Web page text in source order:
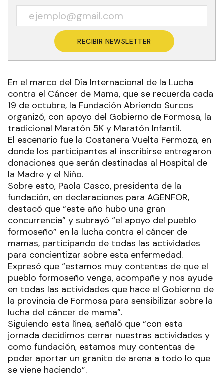
RECIBIR NEWSLETTER
En el marco del Día Internacional de la Lucha
contra el Cáncer de Mama, que se recuerda cada
19 de octubre, la Fundación Abriendo Surcos
organizó, con apoyo del Gobierno de Formosa, la
tradicional Maratón 5K y Maratón Infantil.
El escenario fue la Costanera Vuelta Fermoza, en
donde los participantes al inscribirse entregaron
donaciones que serán destinadas al Hospital de
la Madre y el Niño.
Sobre esto, Paola Casco, presidenta de la
fundación, en declaraciones para AGENFOR,
destacó que “este año hubo una gran
concurrencia” y subrayó “el apoyo del pueblo
formoseño” en la lucha contra el cáncer de
mamas, participando de todas las actividades
para concientizar sobre esta enfermedad.
Expresó que “estamos muy contentas de que el
pueblo formoseño venga, acompañe y nos ayude
en todas las actividades que hace el Gobierno de
la provincia de Formosa para sensibilizar sobre la
lucha del cáncer de mama”.
Siguiendo esta línea, señaló que “con esta
jornada decidimos cerrar nuestras actividades y
como fundación, estamos muy contentas de
poder aportar un granito de arena a todo lo que
se viene haciendo”.